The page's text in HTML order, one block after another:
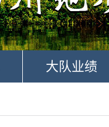
大队业绩